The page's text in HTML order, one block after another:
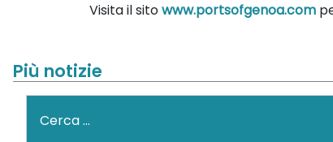
Visita il sitowww.portsofgenoa.com
Più notizie